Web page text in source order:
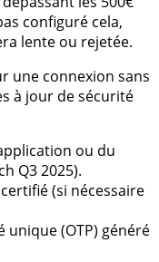
configuré cela,
lente ou rejetée.
une connexion sans
à jour de sécurité
ou du
Q3 2025).
(si nécessaire
(OTP) généré